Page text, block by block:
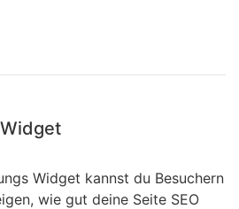
Widget kannst du Besuchern
wie gut deine Seite SEO